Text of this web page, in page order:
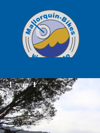
1 von 1